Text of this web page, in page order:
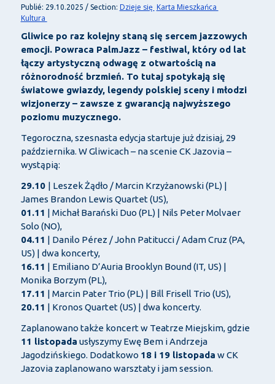
Publié: 29.10.2025 / Section: Dzieje się Karta Mieszkańca
Kultura
Gliwice po raz kolejny staną się sercem jazzowych
emocji. Powraca PalmJazz – festiwal, który od lat
łączy artystyczną odwagę z otwartością na
różnorodność brzmień. To tutaj spotykają się
światowe gwiazdy, legendy polskiej sceny i młodzi
wizjonerzy – zawsze z gwarancją najwyższego
poziomu muzycznego.
Tegoroczna, szesnasta edycja startuje już dzisiaj, 29
października. W Gliwicach – na scenie CK Jazovia –
wystąpią:
29.10 | Leszek Żądło / Marcin Krzyżanowski (PL) |
James Brandon Lewis Quartet (US),
01.11 | Michał Barański Duo (PL) | Nils Peter Molvaer
Solo (NO),
04.11 | Danilo Pérez / John Patitucci / Adam Cruz (PA,
US) | dwa koncerty,
16.11 | Emiliano D’Auria Brooklyn Bound (IT, US) |
Monika Borzym (PL),
17.11 | Marcin Pater Trio (PL) | Bill Frisell Trio (US),
20.11 | Kronos Quartet (US) | dwa koncerty.
Zaplanowano także koncert w Teatrze Miejskim, gdzie
11 listopada usłyszymy Ewę Bem i Andrzeja
Jagodzińskiego. Dodatkowo 18 i 19 listopada w CK
Jazovia zaplanowano warsztaty i jam session.